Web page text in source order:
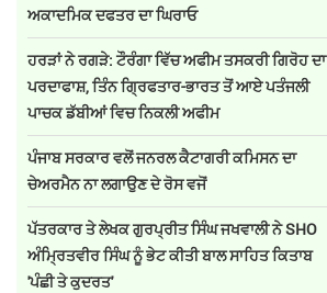
ਅਕਾਦਮਿਕ ਦਫਤਰ ਦਾ ਘਿਰਾਓ
ਹਰੜਾਂ ਨੇ ਰਗੜੇ: ਟੌਰੰਗਾ ਵਿੱਚ ਅਫੀਮ ਤਸਕਰੀ ਗਿਰੋਹ ਦਾ
ਪਰਦਾਫਾਸ਼, ਤਿੰਨ ਗ੍ਰਿਫਤਾਰ-ਭਾਰਤ ਤੋਂ ਆਏ ਪਤੰਜਲੀ
ਪਾਚਕ ਡੱਬੀਆਂ ਵਿਚ ਨਿਕਲੀ ਅਫੀਮ
ਪੰਜਾਬ ਸਰਕਾਰ ਵਲੋਂ ਜਨਰਲ ਕੈਟਾਗਰੀ ਕਮਿਸਨ ਦਾ
ਚੇਅਰਮੈਨ ਨਾ ਲਗਾਉਣ ਦੇ ਰੋਸ ਵਜੋਂ
ਪੱਤਰਕਾਰ ਤੇ ਲੇਖਕ ਗੁਰਪ੍ਰੀਤ ਸਿੰਘ ਜਖਵਾਲੀ ਨੇ SHO
ਅੰਮ੍ਰਿਤਵੀਰ ਸਿੰਘ ਨੂੰ ਭੇਟ ਕੀਤੀ ਬਾਲ ਸਾਹਿਤ ਕਿਤਾਬ
'ਪੰਛੀ ਤੇ ਕੁਦਰਤ'